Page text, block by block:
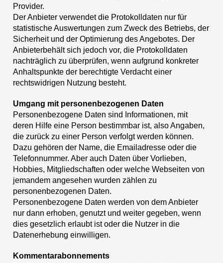
Provider.
Der Anbieter verwendet die Protokolldaten nur für
statistische Auswertungen zum Zweck des Betriebs, der
Sicherheit und der Optimierung des Angebotes. Der
Anbieterbehält sich jedoch vor, die Protokolldaten
nachträglich zu überprüfen, wenn aufgrund konkreter
Anhaltspunkte der berechtigte Verdacht einer
rechtswidrigen Nutzung besteht.
Umgang mit personenbezogenen Daten
Personenbezogene Daten sind Informationen, mit
deren Hilfe eine Person bestimmbar ist, also Angaben,
die zurück zu einer Person verfolgt werden können.
Dazu gehören der Name, die Emailadresse oder die
Telefonnummer. Aber auch Daten über Vorlieben,
Hobbies, Mitgliedschaften oder welche Webseiten von
jemandem angesehen wurden zählen zu
personenbezogenen Daten.
Personenbezogene Daten werden von dem Anbieter
nur dann erhoben, genutzt und weiter gegeben, wenn
dies gesetzlich erlaubt ist oder die Nutzer in die
Datenerhebung einwilligen.
Kommentarabonnements